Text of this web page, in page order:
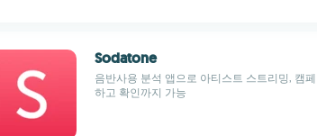
Sodatone
음반사용 분석 앱으로 아티스트 스트리밍, 캠
하고 확인까지 가능